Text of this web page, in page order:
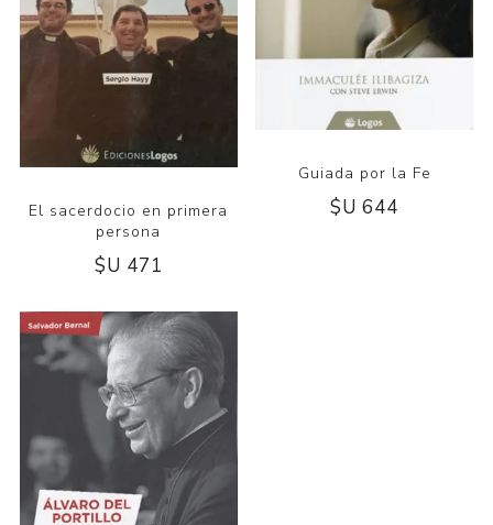
El sacerdocio en primera
persona
$U 471
Guiada por la Fe
$U 644